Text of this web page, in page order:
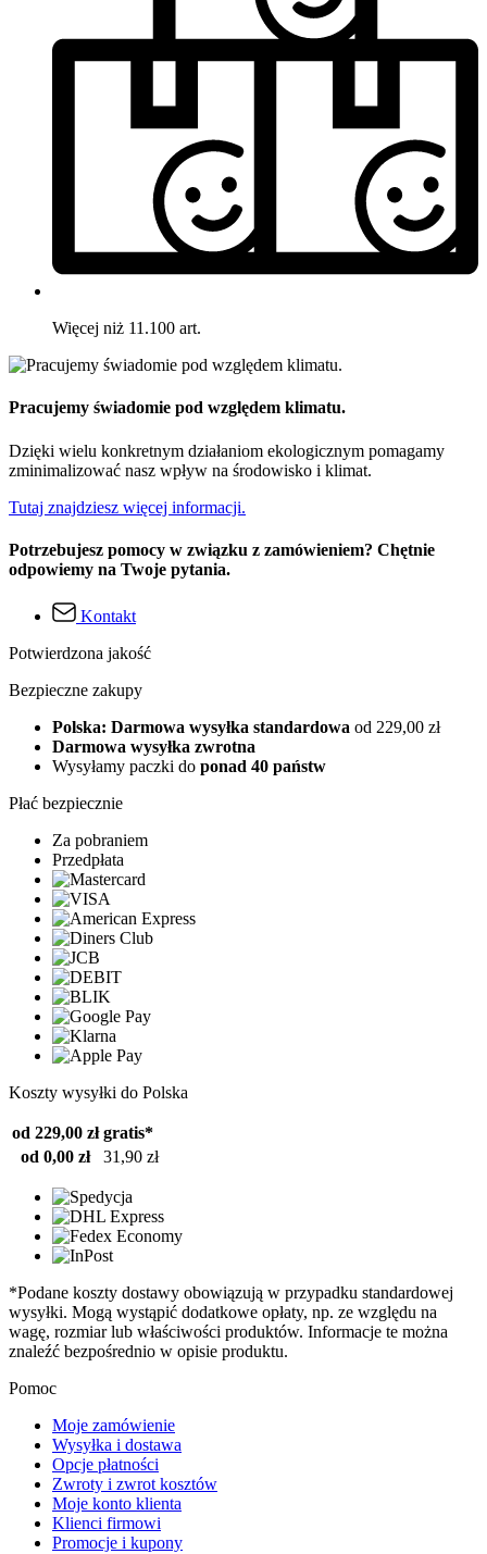
Więcej niż 11.100 art.
Pracujemy świadomie pod względem klimatu.
Dzięki wielu konkretnym działaniom ekologicznym pomagamy
zminimalizować nasz wpływ na środowisko i klimat.
Tutaj znajdziesz więcej informacji.
Potrzebujesz pomocy w związku z zamówieniem? Chętnie
odpowiemy na Twoje pytania.
Kontakt
Potwierdzona jakość
Bezpieczne zakupy
Polska: Darmowa wysyłka standardowa od 229,00 zł
Darmowa wysyłka zwrotna
Wysyłamy paczki do ponad 40 państw
Płać bezpiecznie
Za pobraniem
Przedpłata
Koszty wysyłki do Polska
od 229,00 zł gratis*
od 0,00 zł
31,90 zł
*Podane koszty dostawy obowiązują w przypadku standardowej
wysyłki. Mogą wystąpić dodatkowe opłaty, np. ze względu na
wagę, rozmiar lub właściwości produktów. Informacje te można
znaleźć bezpośrednio w opisie produktu.
Pomoc
Moje zamówienie
Wysyłka i dostawa
Opcje płatności
Zwroty i zwrot kosztów
Moje konto klienta
Klienci firmowi
Promocje i kupony